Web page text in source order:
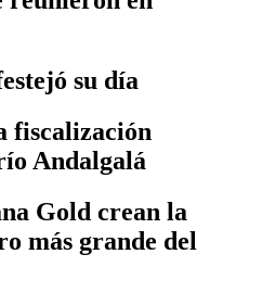
su día
fiscalización
Andalgalá
Gold crean la
más grande del